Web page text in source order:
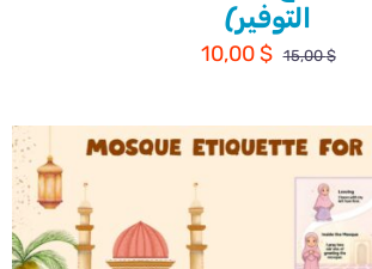
التوفير)
15,00$
السعر
هو:
15,00 $.
10,00$
السعر
هو:
10,00 $.